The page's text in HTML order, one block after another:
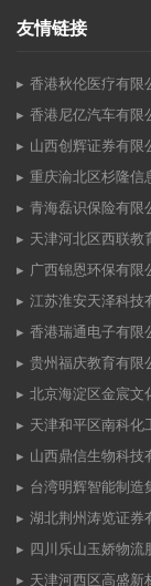
友情链接
香港秋伦医疗有限
香港尼亿汽车有限
山西创辉证券有限
重庆渝北区杉隆信
青海磊识保险有限
天津河北区西联教
广西锦恩环保有限
江苏淮安天泽科技
香港瑞通电子有限
贵州福庆教育有限
北京海淀区金宸文
天津和平区南科化
山西鼎信生物科技
台湾明辉智能制造
湖北荆州涛览证券
四川乐山玉娇物流
天津河西区高盛新